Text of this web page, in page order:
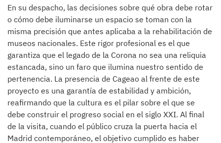
En su despacho, las decisiones sobre qué obra debe rotar
o cómo debe iluminarse un espacio se toman con la
misma precisión que antes aplicaba a la rehabilitación de
museos nacionales. Este rigor profesional es el que
garantiza que el legado de la Corona no sea una reliquia
estancada, sino un faro que ilumina nuestro sentido de
pertenencia. La presencia de Cageao al frente de este
proyecto es una garantía de estabilidad y ambición,
reafirmando que la cultura es el pilar sobre el que se
debe construir el progreso social en el siglo XXI. Al final
de la visita, cuando el público cruza la puerta hacia el
Madrid contemporáneo, el objetivo cumplido es haber